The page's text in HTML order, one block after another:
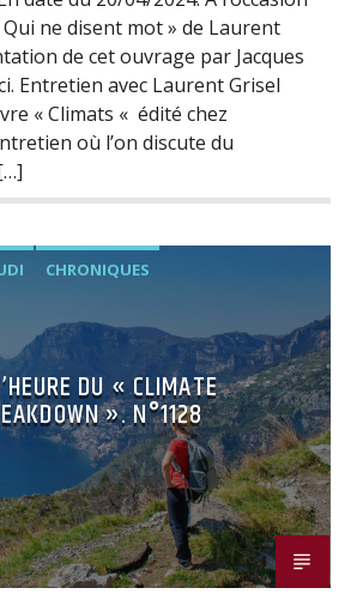
ne disent mot » de Laurent
de cet ouvrage par Jacques
Entretien avec Laurent Grisel
« Climats « édité chez
où l’on discute du
CHRONIQUES
DU « CLIMATE
». N°1128